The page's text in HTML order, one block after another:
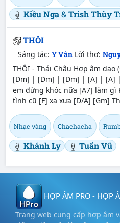
Kiều Nga&Trish Thùy
THÔI
Sáng tác: Y Vân Lời thơ:
THÔI - Thái Châu Hợp âm
[Dm] | [Dm] | [Dm] | [A] | [A]
em đừng khóc nữa [A7] làm gì
tình cũ [F] xa xưa [D/A] [Gm]
Nhạc vàng Chachacha
Khánh Ly
Tuấn Vũ
HỢP ÂM PRO - HỢP
Trang web cung cấp hợp âm